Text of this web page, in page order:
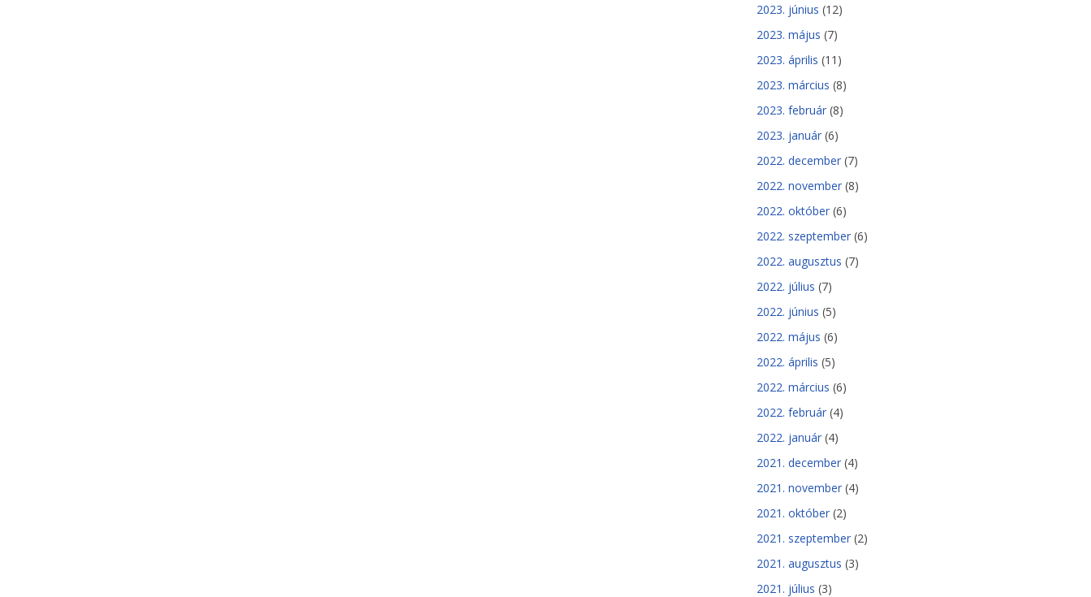
2023. június (12)
2023. május (7)
2023. április (11)
2023. március (8)
2023. február (8)
2023. január (6)
2022. december (7)
2022. november (8)
2022. október (6)
2022. szeptember (6)
2022. augusztus (7)
2022. július (7)
2022. június (5)
2022. május (6)
2022. április (5)
2022. március (6)
2022. február (4)
2022. január (4)
2021. december (4)
2021. november (4)
2021. október (2)
2021. szeptember (2)
2021. augusztus (3)
2021. július (3)